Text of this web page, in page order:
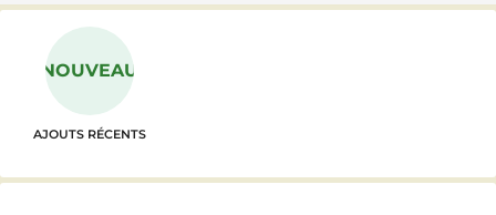
NOUVEAU
AJOUTS RÉCENTS